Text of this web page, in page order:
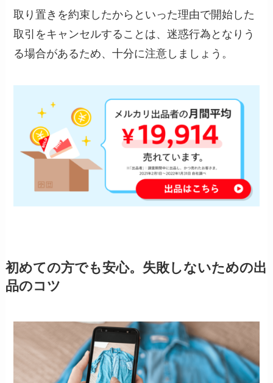
取り置きを約束したからといった理由で開始した
取引をキャンセルすることは、迷惑行為となりう
る場合があるため、十分に注意しましょう。
初めての方でも安心。失敗しないための出
品のコツ